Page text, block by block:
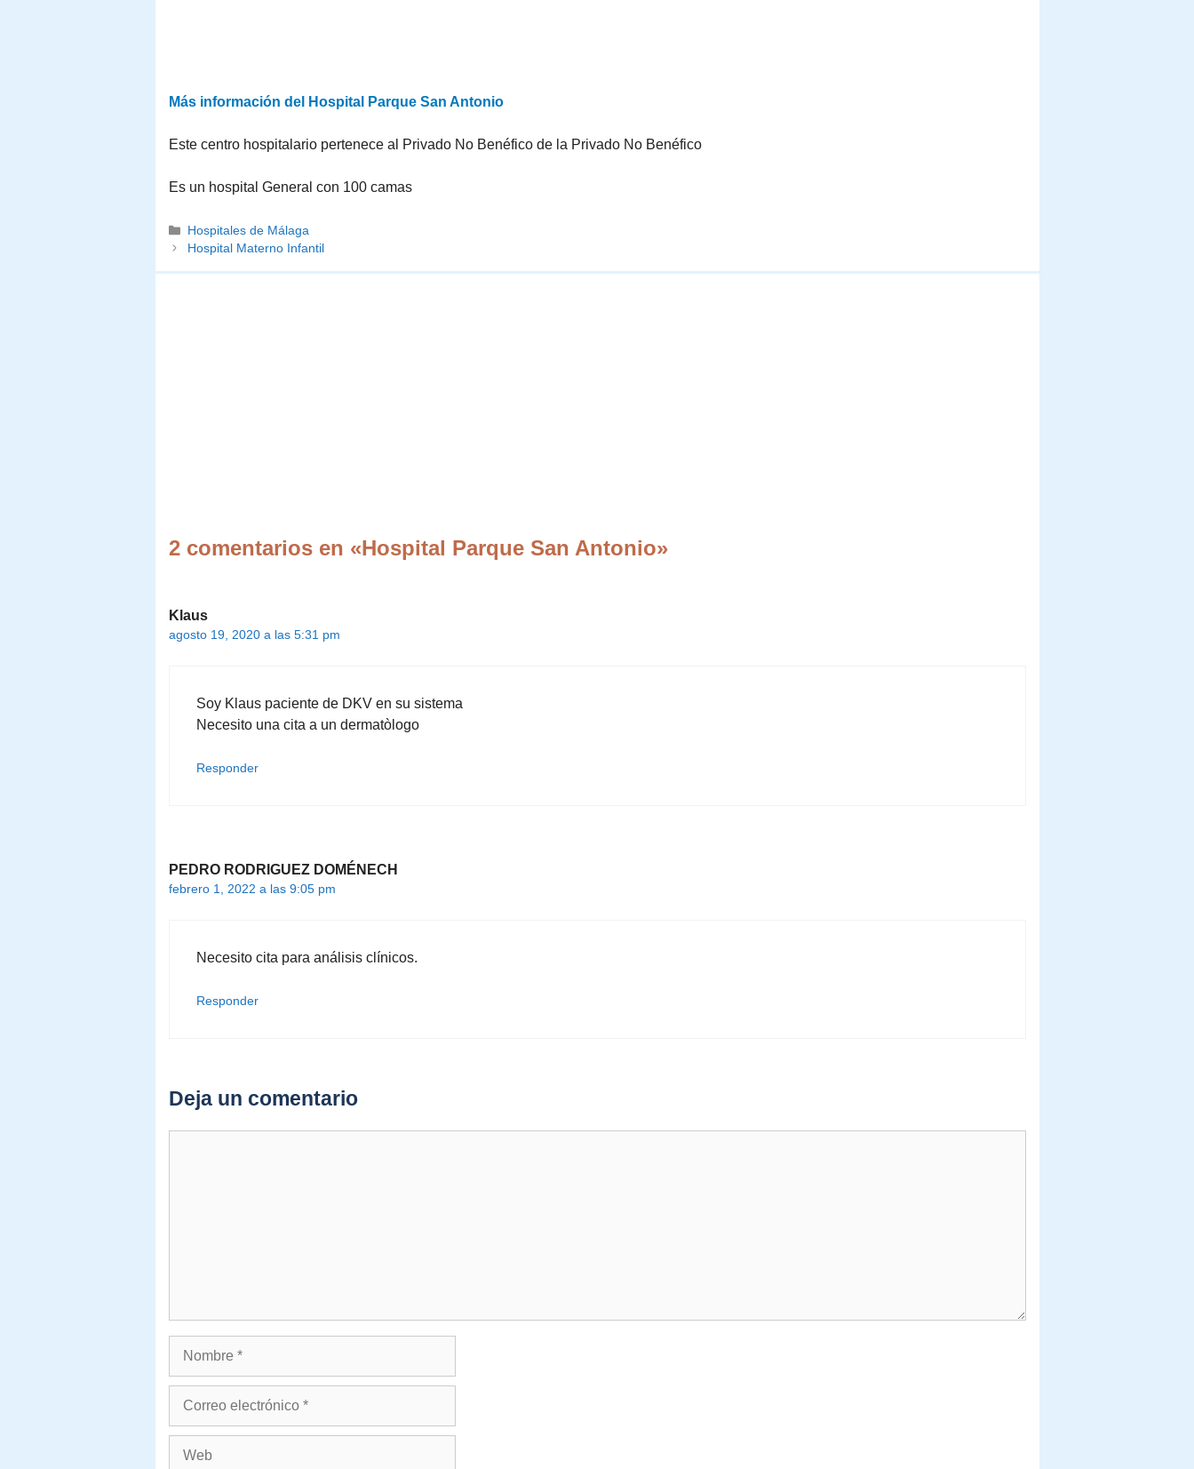
Más información del Hospital Parque San Antonio
Este centro hospitalario pertenece al Privado No Benéfico de la Privado No Benéfico
Es un hospital General con 100 camas
Categorías
Hospitales de Málaga
Hospital Materno Infantil
2 comentarios en «Hospital Parque San Antonio»
Klaus
agosto 19, 2020 a las 5:31 pm
Soy Klaus paciente de DKV en su sistema
Necesito una cita a un dermatòlogo
Responder
PEDRO RODRIGUEZ DOMÉNECH
febrero 1, 2022 a las 9:05 pm
Necesito cita para análisis clínicos.
Responder
Deja un comentario